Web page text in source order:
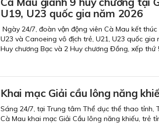
U19, U23 quốc gia năm 2026
Ngày 24/7, đoàn vận động viên Cà Mau kết
U23 và Canoeing vô địch trẻ, U21, U23 quốc
Huy chương Bạc và 2 Huy chương Đồng, xếp
Khai mạc Giải cầu lông năng
Sáng 24/7, tại Trung tâm Thể dục thể thao tỉnh,
Cà Mau khai mạc Giải Cầu lông năng khiếu, trẻ